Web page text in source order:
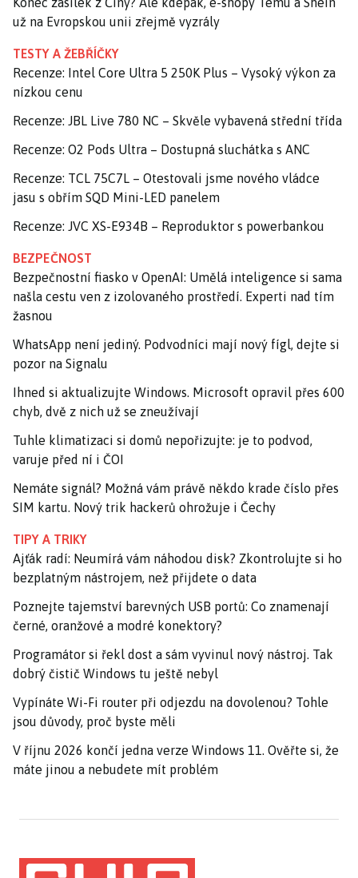
už na Evropskou unii zřejmě vyzrály
TESTY A ŽEBŘÍČKY
Recenze: Intel Core Ultra 5 250K Plus – Vysoký výkon za
nízkou cenu
Recenze: JBL Live 780 NC – Skvěle vybavená střední třída
Recenze: O2 Pods Ultra – Dostupná sluchátka s ANC
Recenze: TCL 75C7L – Otestovali jsme nového vládce
jasu s obřím SQD Mini-LED panelem
Recenze: JVC XS-E934B – Reproduktor s powerbankou
BEZPEČNOST
Bezpečnostní fiasko v OpenAI: Umělá inteligence si sama
našla cestu ven z izolovaného prostředí. Experti nad tím
žasnou
WhatsApp není jediný. Podvodníci mají nový fígl, dejte si
pozor na Signalu
Ihned si aktualizujte Windows. Microsoft opravil přes 600
chyb, dvě z nich už se zneužívají
Tuhle klimatizaci si domů nepořizujte: je to podvod,
varuje před ní i ČOI
Nemáte signál? Možná vám právě někdo krade číslo přes
SIM kartu. Nový trik hackerů ohrožuje i Čechy
TIPY A TRIKY
Ajťák radí: Neumírá vám náhodou disk? Zkontrolujte si ho
bezplatným nástrojem, než přijdete o data
Poznejte tajemství barevných USB portů: Co znamenají
černé, oranžové a modré konektory?
Programátor si řekl dost a sám vyvinul nový nástroj. Tak
dobrý čistič Windows tu ještě nebyl
Vypínáte Wi-Fi router při odjezdu na dovolenou? Tohle
jsou důvody, proč byste měli
V říjnu 2026 končí jedna verze Windows 11. Ověřte si, že
máte jinou a nebudete mít problém